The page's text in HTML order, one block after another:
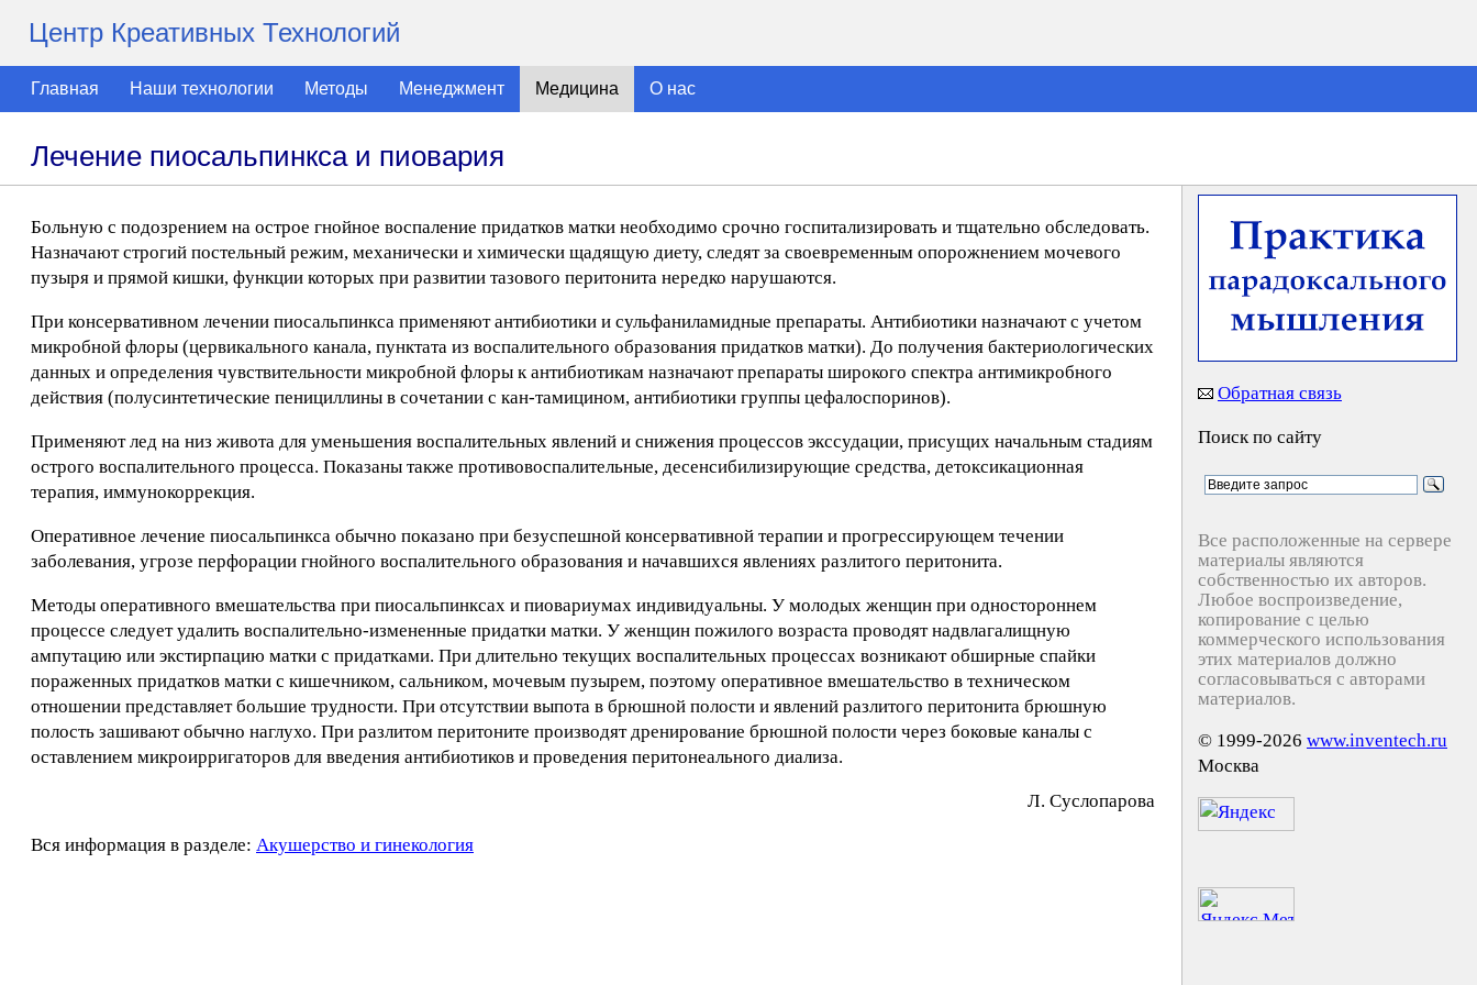
Центр Креативных Технологий
Главная Наши технологии Методы Менеджмент Медицина О нас
Лечение пиосальпинкса и пиовария
Больную с подозрением на острое гнойное воспаление придатков матки необходимо срочно госпитализировать и тщательно обследовать.
Назначают строгий постельный режим, механически и химически щадящую диету, следят за своевременным опорожнением мочевого
пузыря и прямой кишки, функции которых при развитии тазового перитонита нередко нарушаются.
При консервативном лечении пиосальпинкса применяют антибиотики и сульфаниламидные препараты. Антибиотики назначают с учетом
микробной флоры (цервикального канала, пунктата из воспалительного образования придатков матки). До получения бактериологических
данных и определения чувствительности микробной флоры к антибиотикам назначают препараты широкого спектра антимикробного
действия (полусинтетические пенициллины в сочетании с кан-тамицином, антибиотики группы цефалоспоринов).
Применяют лед на низ живота для уменьшения воспалительных явлений и снижения процессов экссудации, присущих начальным стадиям
острого воспалительного процесса. Показаны также противовоспалительные, десенсибилизирующие средства, детоксикационная
терапия, иммунокоррекция.
Оперативное лечение пиосальпинкса обычно показано при безуспешной консервативной терапии и прогрессирующем течении
заболевания, угрозе перфорации гнойного воспалительного образования и начавшихся явлениях разлитого перитонита.
Методы оперативного вмешательства при пиосальпинксах и пиовариумах индивидуальны. У молодых женщин при одностороннем
процессе следует удалить воспалительно-измененные придатки матки. У женщин пожилого возраста проводят надвлагалищную
ампутацию или экстирпацию матки с придатками. При длительно текущих воспалительных процессах возникают обширные спайки
пораженных придатков матки с кишечником, сальником, мочевым пузырем, поэтому оперативное вмешательство в техническом
отношении представляет большие трудности. При отсутствии выпота в брюшной полости и явлений разлитого перитонита брюшную
полость зашивают обычно наглухо. При разлитом перитоните производят дренирование брюшной полости через боковые каналы с
оставлением микроирригаторов для введения антибиотиков и проведения перитонеального диализа.
Л. Cycлoпapoвa
Вся информация в разделе: Акушерство и гинекология
Обратная связь
Поиск по сайту
Все расположенные на сервере
материалы являются
собственностью их авторов.
Любое воспроизведение,
копирование с целью
коммерческого использования
этих материалов должно
согласовываться с авторами
материалов.
© 1999-2026 www.inventech.ru
Москва